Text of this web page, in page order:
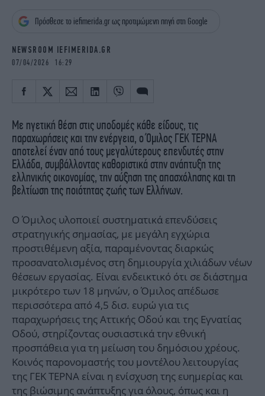
OSCARS
THE OCEAN
Πρόσθεσε το iefimerida.gr ως προτιμώμενη πηγή στη Google
NEWSROOM IEFIMERIDA.GR
07/04/2026 16:29
Με ηγετική θέση στις υποδομές κάθε είδους, τις
παραχωρήσεις και την ενέργεια, ο Όμιλος ΓΕΚ ΤΕΡΝΑ
αποτελεί έναν από τους μεγαλύτερους επενδυτές στην
Ελλάδα, συμβάλλοντας καθοριστικά στην ανάπτυξη της
ελληνικής οικονομίας, την αύξηση της απασχόλησης και τη
βελτίωση της ποιότητας ζωής των Ελλήνων.
Ο Όμιλος υλοποιεί συστηματικά επενδύσεις
στρατηγικής σημασίας, με μεγάλη εγχώρια
προστιθέμενη αξία, παραμένοντας διαρκώς
προσανατολισμένος στη δημιουργία χιλιάδων νέων
θέσεων εργασίας. Είναι ενδεικτικό ότι σε διάστημα
μικρότερο των 18 μηνών, ο Όμιλος απέδωσε
περισσότερα από 4,5 δισ. ευρώ για τις
παραχωρήσεις της Αττικής Οδού και της Εγνατίας
Οδού, στηρίζοντας ουσιαστικά την εθνική
προσπάθεια για τη μείωση του δημόσιου χρέους.
Κοινός παρονομαστής του μοντέλου λειτουργίας
της ΓΕΚ ΤΕΡΝΑ είναι η ενίσχυση της ευημερίας και
της βιώσιμης ανάπτυξης για όλους, όπως και η